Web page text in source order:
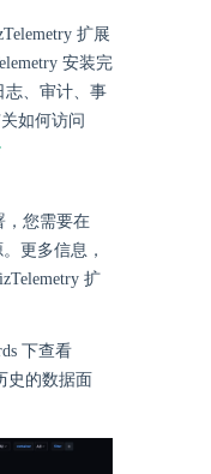
扩展
安装完
志、审计、事
如何访问
，您需要在
更多信息，
扩
下查看
史的数据面